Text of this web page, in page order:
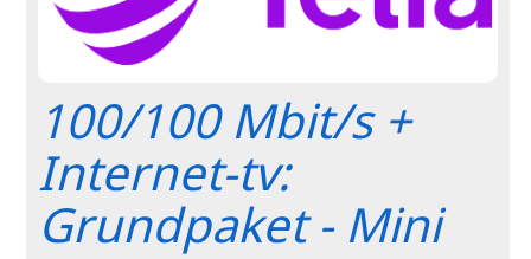
100/100 Mbit/s +
Internet-tv:
Grundpaket - Mini